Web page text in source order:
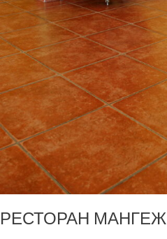
РЕСТОРАН МАНГЕЖ